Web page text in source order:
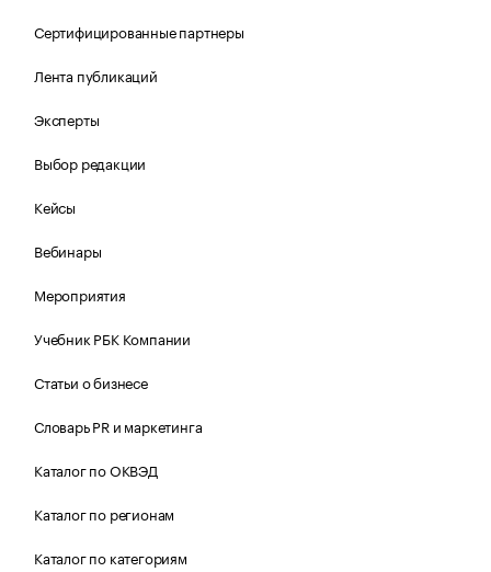
Сертифицированные партнеры
Лента публикаций
Эксперты
Выбор редакции
Кейсы
Вебинары
Мероприятия
Учебник РБК Компании
Статьи о бизнесе
Словарь PR и маркетинга
Каталог по ОКВЭД
Каталог по регионам
Каталог по категориям